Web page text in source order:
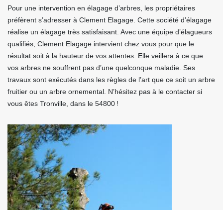
Pour une intervention en élagage d’arbres, les propriétaires
préfèrent s’adresser à Clement Elagage. Cette société d’élagage
réalise un élagage très satisfaisant. Avec une équipe d’élagueurs
qualifiés, Clement Elagage intervient chez vous pour que le
résultat soit à la hauteur de vos attentes. Elle veillera à ce que
vos arbres ne souffrent pas d’une quelconque maladie. Ses
travaux sont exécutés dans les règles de l’art que ce soit un arbre
fruitier ou un arbre ornemental. N’hésitez pas à le contacter si
vous êtes Tronville, dans le 54800 !